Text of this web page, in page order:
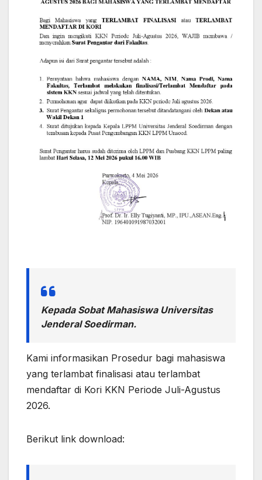
Kepada Sobat Mahasiswa Universitas
Jenderal Soedirman.
Kami informasikan Prosedur bagi mahasiswa
yang terlambat finalisasi atau terlambat
mendaftar di Kori KKN Periode Juli-Agustus
2026.
Berikut link download: